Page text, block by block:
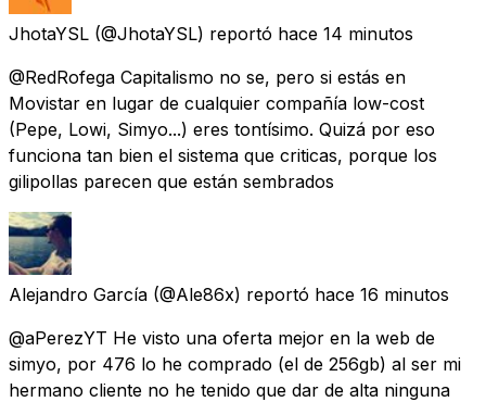
JhotaYSL (@JhotaYSL) reportó hace 14 minutos
@RedRofega Capitalismo no se, pero si estás en
Movistar en lugar de cualquier compañía low-cost
(Pepe, Lowi, Simyo...) eres tontísimo. Quizá por eso
funciona tan bien el sistema que criticas, porque los
gilipollas parecen que están sembrados
Alejandro García (@Ale86x) reportó hace 16 minutos
@aPerezYT He visto una oferta mejor en la web de
simyo, por 476 lo he comprado (el de 256gb) al ser mi
hermano cliente no he tenido que dar de alta ninguna